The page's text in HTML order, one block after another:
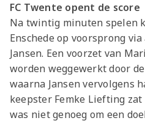
FC Twente opent de score
Na twintig minuten spelen
Enschede op voorsprong
Jansen. Een voorzet van
worden weggewerkt door
waarna Jansen vervolgens
keepster Femke Liefting
was niet genoeg om een